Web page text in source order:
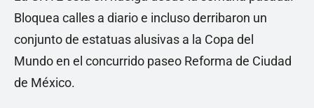
Bloquea calles a diario e incluso derribaron un
conjunto de estatuas alusivas a la Copa del
Mundo en el concurrido paseo Reforma de Ciudad
de México.